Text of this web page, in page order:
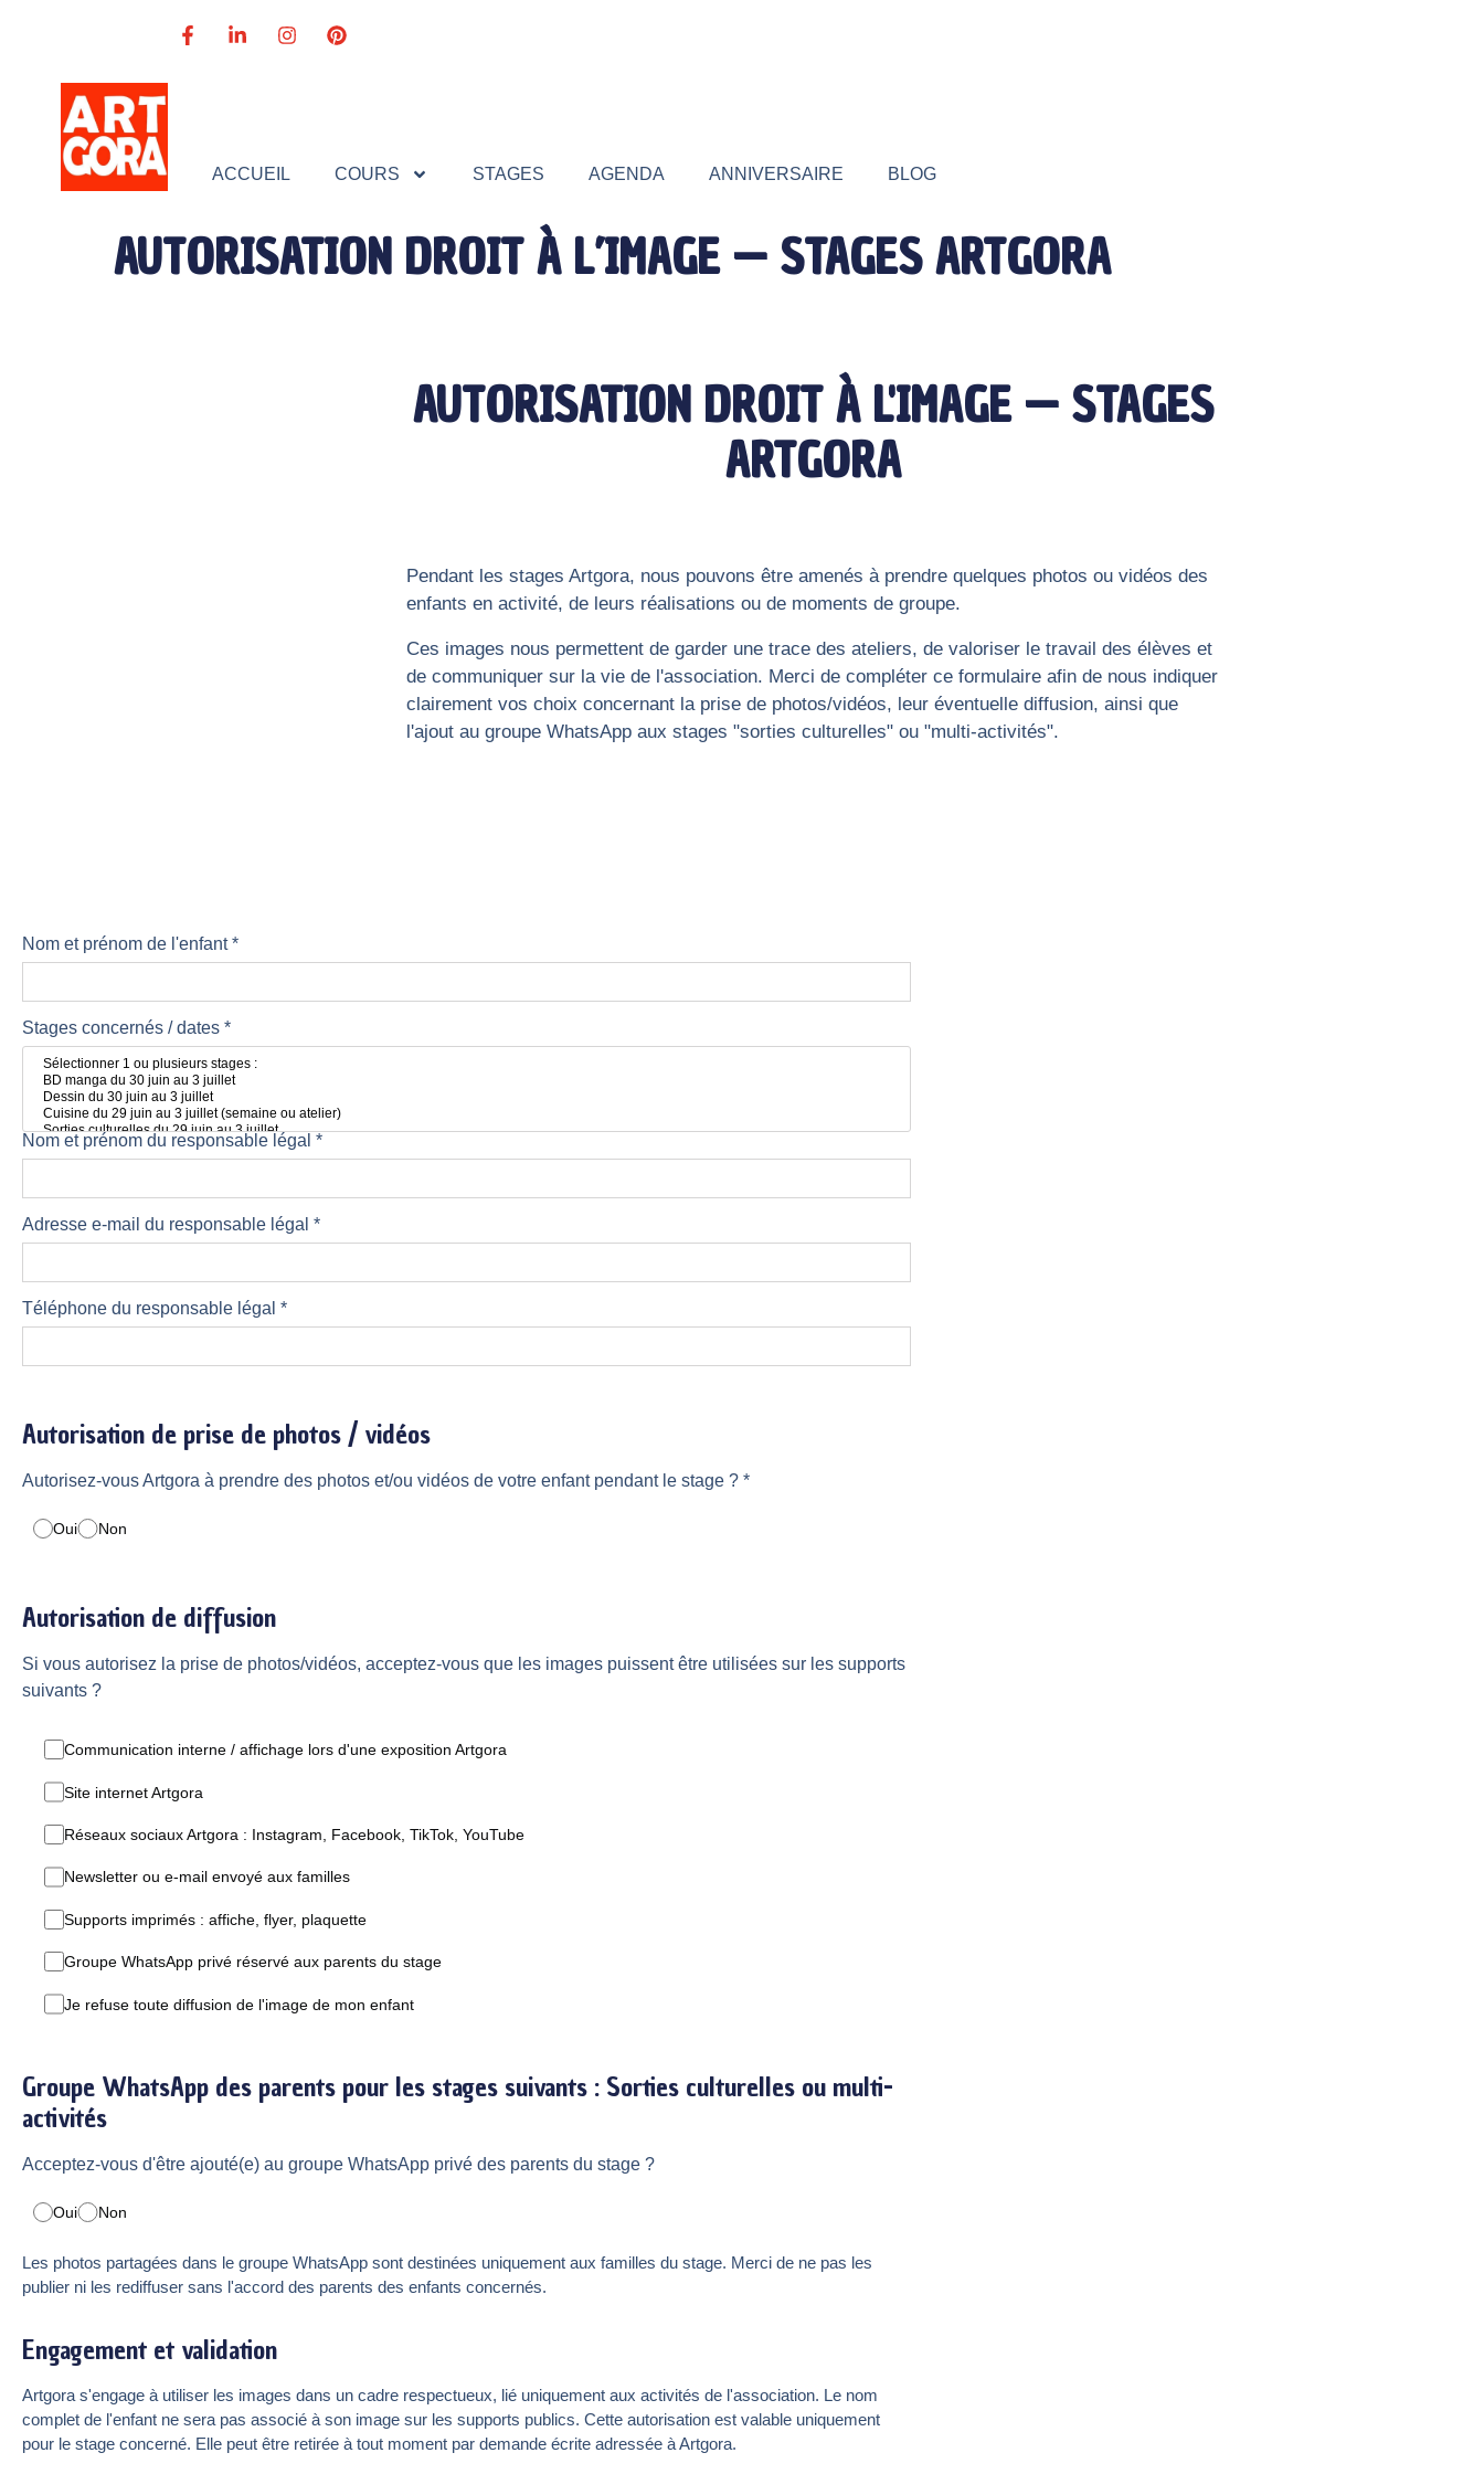
ACCUEIL COURS STAGES AGENDA ANNIVERSAIRE BLOG
AUTORISATION DROIT À L’IMAGE — STAGES ARTGORA
AUTORISATION DROIT À L'IMAGE — STAGES
ARTGORA
Pendant les stages Artgora, nous pouvons être amenés à prendre quelques photos ou vidéos des
enfants en activité, de leurs réalisations ou de moments de groupe.
Ces images nous permettent de garder une trace des ateliers, de valoriser le travail des élèves et
de communiquer sur la vie de l'association. Merci de compléter ce formulaire afin de nous indiquer
clairement vos choix concernant la prise de photos/vidéos, leur éventuelle diffusion, ainsi que
l'ajout au groupe WhatsApp aux stages "sorties culturelles" ou "multi-activités".
Nom et prénom de l'enfant *
Stages concernés / dates *
Nom et prénom du responsable légal *
Adresse e-mail du responsable légal *
Téléphone du responsable légal *
Autorisation de prise de photos / vidéos
Autorisez-vous Artgora à prendre des photos et/ou vidéos de votre enfant pendant le stage ? *
Oui Non
Autorisation de diffusion
Si vous autorisez la prise de photos/vidéos, acceptez-vous que les images puissent être utilisées sur les supports
suivants ?
Communication interne / affichage lors d'une exposition Artgora
Site internet Artgora
Réseaux sociaux Artgora : Instagram, Facebook, TikTok, YouTube
Newsletter ou e-mail envoyé aux familles
Supports imprimés : affiche, flyer, plaquette
Groupe WhatsApp privé réservé aux parents du stage
Je refuse toute diffusion de l'image de mon enfant
Groupe WhatsApp des parents pour les stages suivants : Sorties culturelles ou multi-
activités
Acceptez-vous d'être ajouté(e) au groupe WhatsApp privé des parents du stage ?
Oui Non
Les photos partagées dans le groupe WhatsApp sont destinées uniquement aux familles du stage. Merci de ne pas les
publier ni les rediffuser sans l'accord des parents des enfants concernés.
Engagement et validation
Artgora s'engage à utiliser les images dans un cadre respectueux, lié uniquement aux activités de l'association. Le nom
complet de l'enfant ne sera pas associé à son image sur les supports publics. Cette autorisation est valable uniquement
pour le stage concerné. Elle peut être retirée à tout moment par demande écrite adressée à Artgora.